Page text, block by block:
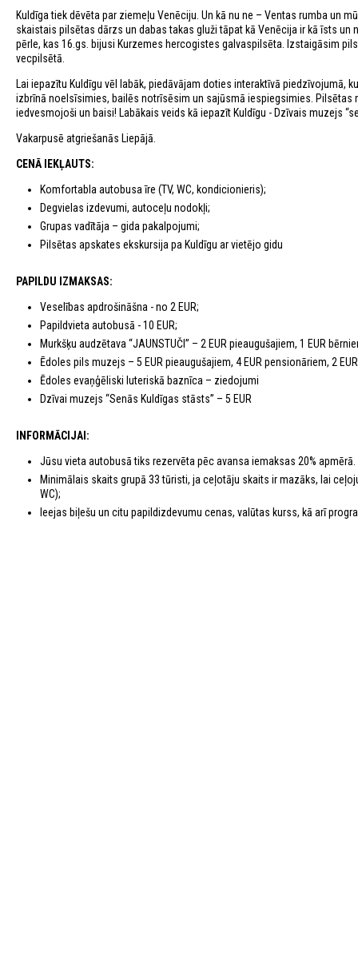
Kuldīga tiek dēvēta par ziemeļu Venēciju. Un kā nu ne – Ventas rumba un
skaistais pilsētas dārzs un dabas takas gluži tāpat kā Venēcija ir kā īsts
pērle, kas 16.gs. bijusi Kurzemes hercogistes galvaspilsēta. Izstaigāsim
vecpilsētā.
Lai iepazītu Kuldīgu vēl labāk, piedāvājam doties interaktīvā
izbrīnā noelsīsimies, bailēs notrīsēsim un sajūsmā iespiegsimies.
iedvesmojoši un baisi! Labākais veids kā iepazīt Kuldīgu - Dzīvais muzejs
Vakarpusē atgriešanās Liepājā.
CENĀ IEKĻAUTS:
Komfortabla autobusa īre (TV, WC, kondicionieris);
Degvielas izdevumi, autoceļu nodokļi;
Grupas vadītāja – gida pakalpojumi;
Pilsētas apskates ekskursija pa Kuldīgu ar vietējo gidu
PAPILDU IZMAKSAS:
Veselības apdrošināšna - no 2 EUR;
Papildvieta autobusā - 10 EUR;
Murkšķu audzētava “JAUNSTUČI” – 2 EUR pieaugušajiem, 1 EUR
Ēdoles pils muzejs – 5 EUR pieaugušajiem, 4 EUR pensionāriem, 2
Ēdoles evaņģēliski luteriskā baznīca – ziedojumi
Dzīvai muzejs “Senās Kuldīgas stāsts” – 5 EUR
INFORMĀCIJAI:
Jūsu vieta autobusā tiks rezervēta pēc avansa iemaksas 20%
Minimālais skaits grupā 33 tūristi, ja ceļotāju skaits ir mazāks, lai
WC);
Ieejas biļešu un citu papildizdevumu cenas, valūtas kurss, kā arī